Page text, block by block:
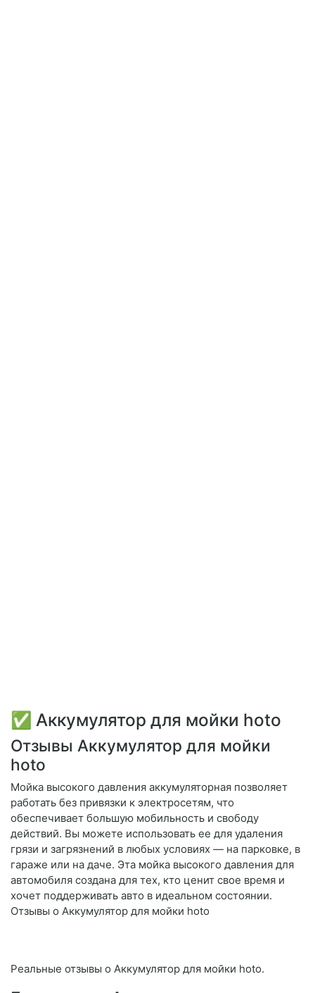
✅ Аккумулятор для мойки hoto
Отзывы Аккумулятор для мойки
hoto
Мойка высокого давления аккумуляторная позволяет
работать без привязки к электросетям, что
обеспечивает большую мобильность и свободу
действий. Вы можете использовать ее для удаления
грязи и загрязнений в любых условиях — на парковке, в
гараже или на даче. Эта мойка высокого давления для
автомобиля создана для тех, кто ценит свое время и
хочет поддерживать авто в идеальном состоянии.
Отзывы о Аккумулятор для мойки hoto
Реальные отзывы о Аккумулятор для мойки hoto.